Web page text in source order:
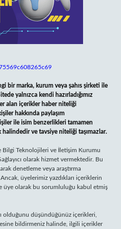
bir marka, kurum veya şahıs şirketi ile
yalnızca kendi hazırladığımız
alan içerikler haber niteliği
hakkında paylaşım
ile isim benzerlikleri tamamen
ve tavsiye niteliği taşımazlar.
Bilgi Teknolojileri ve İletişim Kurumu
olarak hizmet vermektedir. Bu
denetleme veya araştırma
üyelerimiz yazdıkları içeriklerin
üye olarak bu sorumluluğu kabul etmiş
olduğunu düşündüğünüz içerikleri,
bildirmeniz halinde, ilgili içerikler